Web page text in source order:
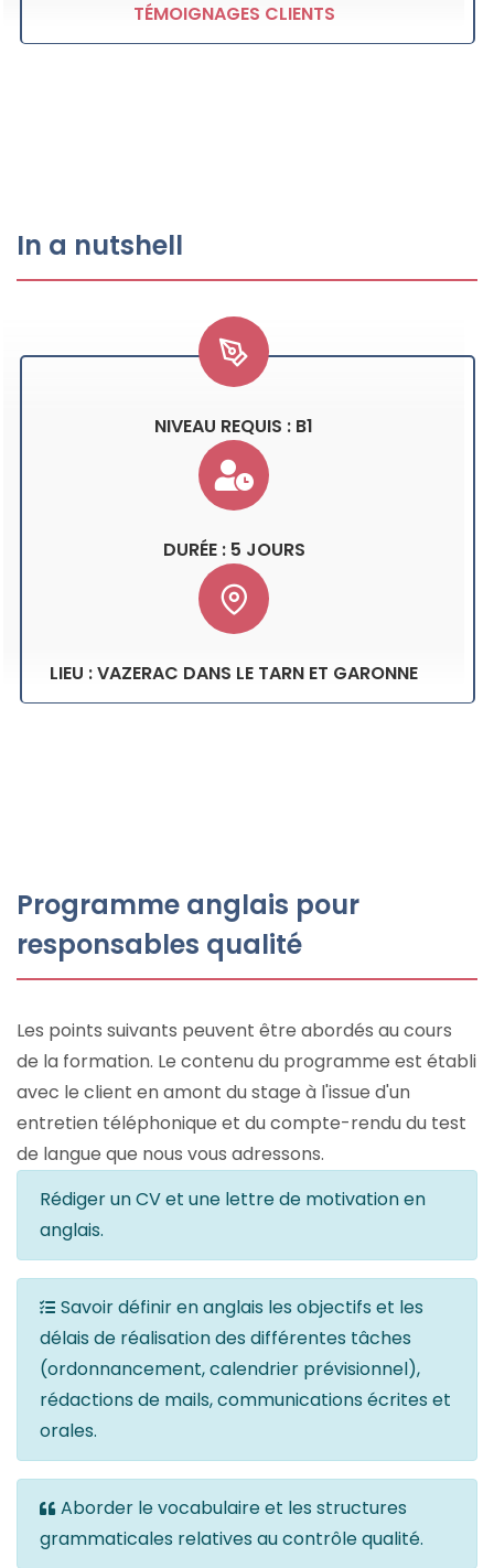
TÉMOIGNAGES CLIENTS
In a nutshell
NIVEAU REQUIS : B1
DURÉE : 5 JOURS
LIEU : VAZERAC DANS LE TARN ET GARONNE
Programme anglais pour
responsables qualité
Les points suivants peuvent être abordés au cours
de la formation. Le contenu du programme est établi
avec le client en amont du stage à l'issue d'un
entretien téléphonique et du compte-rendu du test
de langue que nous vous adressons.
Rédiger un CV et une lettre de motivation en
anglais.
Savoir définir en anglais les objectifs et les
délais de réalisation des différentes tâches
(ordonnancement, calendrier prévisionnel),
rédactions de mails, communications écrites et
orales.
Aborder le vocabulaire et les structures
grammaticales relatives au contrôle qualité.